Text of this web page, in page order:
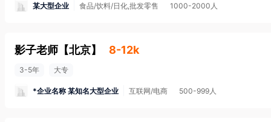
某大型企业 食品/饮料/日化,批发零售 1000-2000人
影子老师 【北京】 8-12k
3-5年 大专
*企业名称 某知名大型企业 互联网/电商 500-999人